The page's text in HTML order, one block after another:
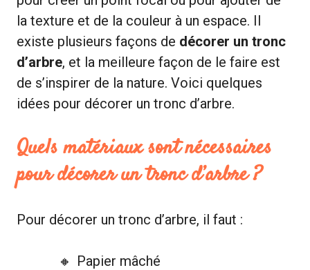
la texture et de la couleur à un espace. Il
existe plusieurs façons de décorer un tronc
d’arbre, et la meilleure façon de le faire est
de s’inspirer de la nature. Voici quelques
idées pour décorer un tronc d’arbre.
Quels matériaux sont nécessaires
pour décorer un tronc d’arbre ?
Pour décorer un tronc d’arbre, il faut :
Papier mâché